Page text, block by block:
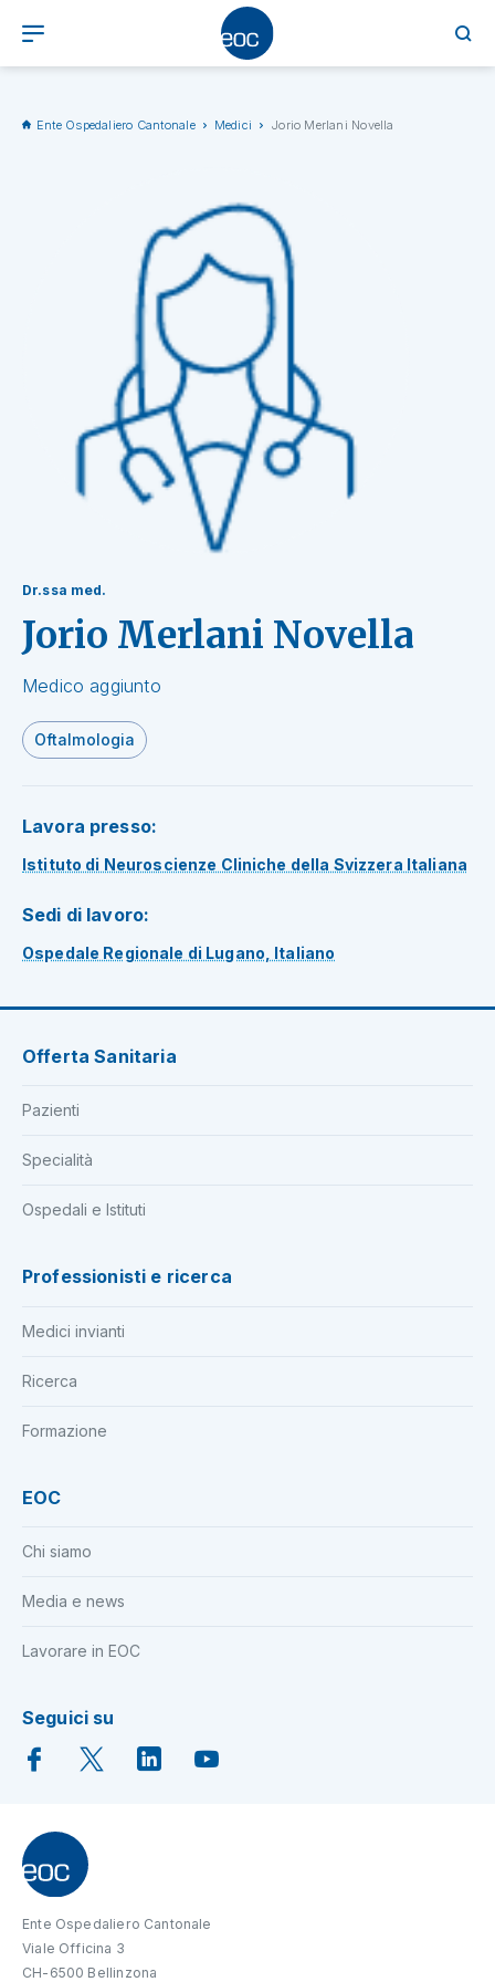
Ente Ospedaliero Cantonale Medici Jorio Merlani Novella
Dr.ssa med.
Jorio Merlani Novella
Medico aggiunto
Oftalmologia
Lavora presso:
Istituto di Neuroscienze Cliniche della Svizzera Italiana
Sedi di lavoro:
Ospedale Regionale di Lugano, Italiano
Offerta Sanitaria
Pazienti
Specialità
Ospedali e Istituti
Professionisti e ricerca
Medici invianti
Ricerca
Formazione
EOC
Chi siamo
Media e news
Lavorare in EOC
Seguici su
Ente Ospedaliero Cantonale
Viale Officina 3
CH-6500 Bellinzona